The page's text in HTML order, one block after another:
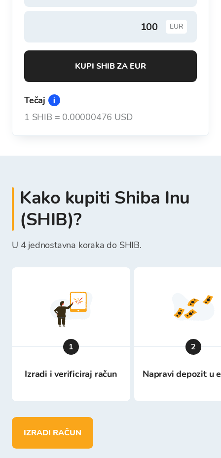
EUR
KUPI SHIB ZA EUR
Tečaj
1 SHIB = 0.00000476 USD
Kako kupiti Shiba Inu
(SHIB)?
U 4 jednostavna koraka do SHIB.
1
Izradi i verificiraj račun
2
Napravi depozit u
IZRADI RAČUN